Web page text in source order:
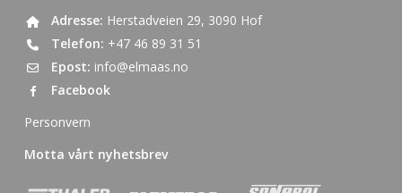
Adresse: Herstadveien 29, 3090 Hof
Telefon: +47 46 89 31 51
Epost: info@elmaas.no
Facebook
Personvern
Motta vårt nyhetsbrev